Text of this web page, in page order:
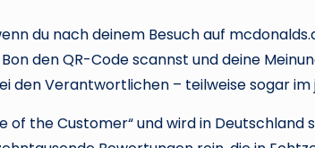
du nach deinem Besuch auf
den QR-Code scannst und deine
den Verantwortlichen – teilweise sogar im
of the Customer“ und wird in